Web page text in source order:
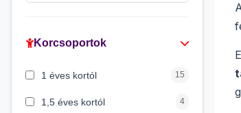
Gabi babaháza
Korcsoportok
1 éves kortól 15
1,5 éves kortól 4